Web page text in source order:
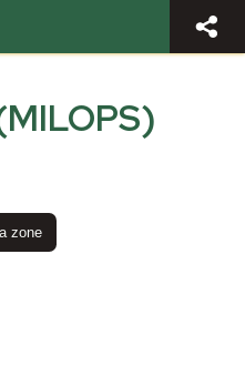
zone